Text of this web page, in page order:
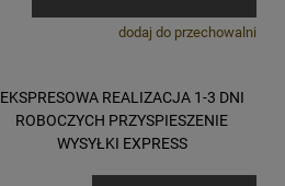
dodaj do przechowalni
EKSPRESOWA REALIZACJA 1-3 DNI
ROBOCZYCH PRZYSPIESZENIE
WYSYŁKI EXPRESS